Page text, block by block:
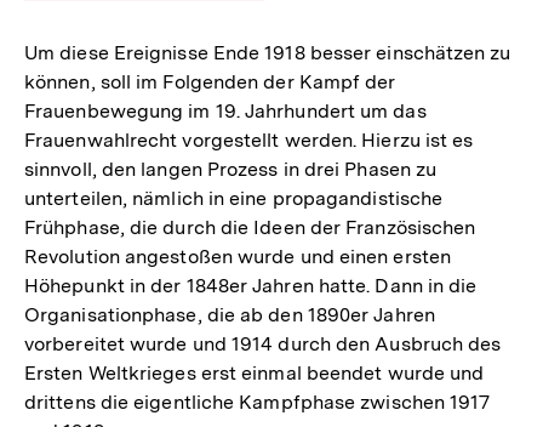
Um diese Ereignisse Ende 1918 besser einschätzen zu
können, soll im Folgenden der Kampf der
Frauenbewegung im 19. Jahrhundert um das
Frauenwahlrecht vorgestellt werden. Hierzu ist es
sinnvoll, den langen Prozess in drei Phasen zu
unterteilen, nämlich in eine propagandistische
Frühphase, die durch die Ideen der Französischen
Revolution angestoßen wurde und einen ersten
Höhepunkt in der 1848er Jahren hatte. Dann in die
Organisationphase, die ab den 1890er Jahren
vorbereitet wurde und 1914 durch den Ausbruch des
Ersten Weltkrieges erst einmal beendet wurde und
drittens die eigentliche Kampfphase zwischen 1917